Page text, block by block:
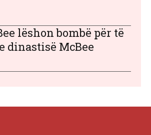
lëshon bombë për të
dinastisë McBee